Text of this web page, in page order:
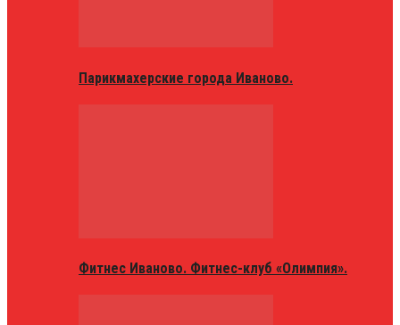
Парикмахерские города Иваново.
Фитнес Иваново. Фитнес-клуб «Олимпия».